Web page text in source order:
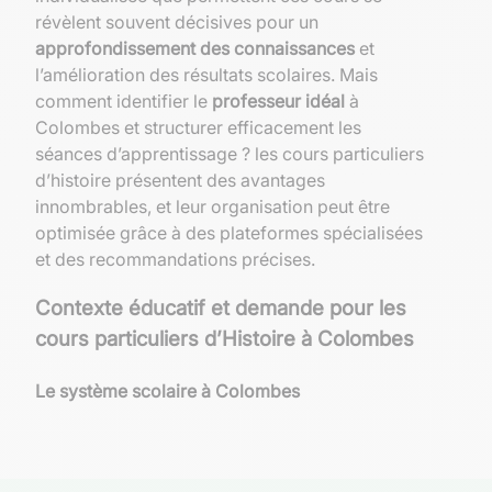
révèlent souvent décisives pour un
approfondissement des connaissances et
l’amélioration des résultats scolaires. Mais
comment identifier le professeur idéal à
Colombes et structurer efficacement les
séances d’apprentissage ? les cours particuliers
d’histoire présentent des avantages
innombrables, et leur organisation peut être
optimisée grâce à des plateformes spécialisées
et des recommandations précises.
Contexte éducatif et demande pour les
cours particuliers d’Histoire à Colombes
Le système scolaire à Colombes